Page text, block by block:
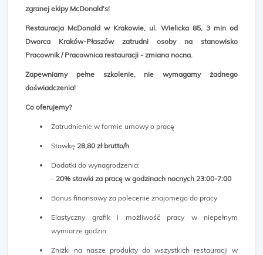
zgranej ekipy McDonald's!
Restauracja McDonald w Krakowie, ul. Wielicka 85, 3 min od
Dworca Kraków-Płaszów zatrudni osoby na stanowisko
Pracownik / Pracownica restauracji - zmiana nocna.
Zapewniamy pełne szkolenie, nie wymagamy żadnego
doświadczenia!
Co oferujemy?
Zatrudnienie w formie umowy o pracę
Stawkę 28,80 zł brutto/h
Dodatki do wynagrodzenia:
- 20% stawki za pracę w godzinach nocnych 23:00-7:00
Bonus finansowy za polecenie znajomego do pracy
Elastyczny grafik i możliwość pracy w niepełnym
wymiarze godzin
Zniżki na nasze produkty do wszystkich restauracji w